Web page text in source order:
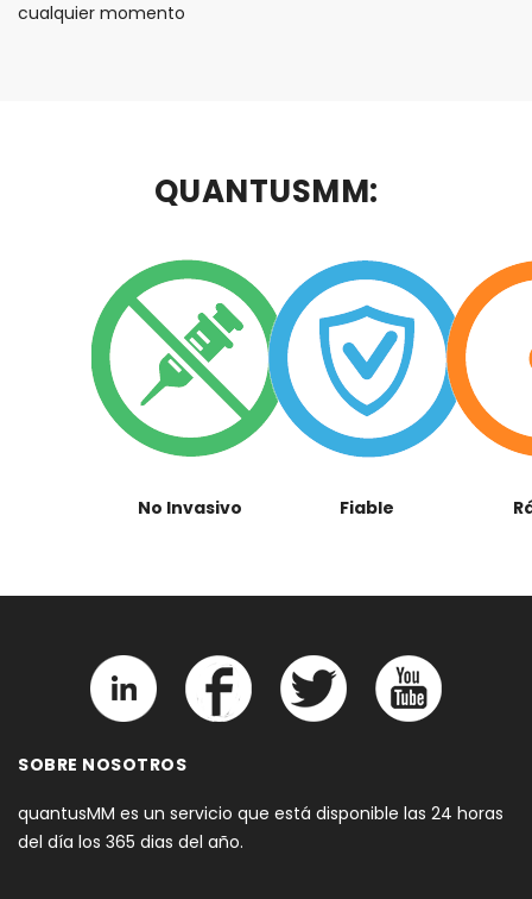
cualquier momento
QUANTUSMM:
No Invasivo Fiable
SOBRE NOSOTROS
quantusMM es un servicio que está disponible las 24 horas
del día los 365 dias del año.